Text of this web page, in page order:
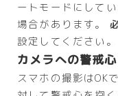
ートモードにして
場合があります。
設定してください。
カメラへの警戒
スマホの撮影はOK